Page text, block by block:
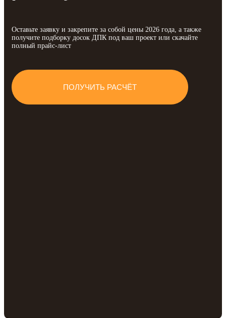
Оставьте заявку и закрепите за собой цены 2026 года, а также
получите подборку досок ДПК под ваш проект или скачайте
полный прайс-лист
ПОЛУЧИТЬ РАСЧЁТ